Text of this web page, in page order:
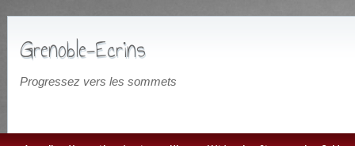
Grenoble-Ecrins
Progressez vers les sommets